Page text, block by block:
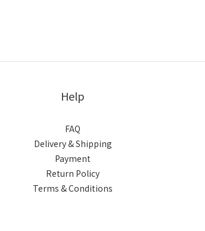
Help
FAQ
Delivery & Shipping
Payment
Return Policy
Terms & Conditions